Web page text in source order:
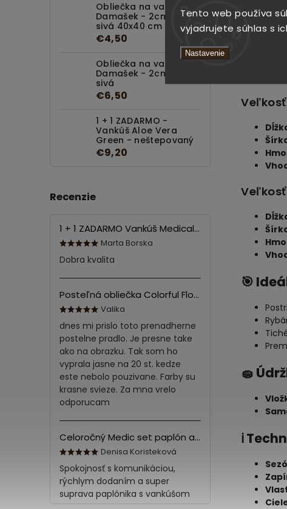
Tento web používa
vyjadrujete súhlas s
Nastavenie
Obliečka na vankúš
Damašek - 2cm Svetlo
sivá 40x40 cm
€4,50
Obliečka na vankúš
Damašek - 2cm Svetlo
sivá
€6,50
1 + 1 ZADARMO -
Vankúš Aloe Vera
Green - neštepovaný
€9,20
Recenzie
1 + 1 ZADARMO Vankúš Medical 70x90 cm
Marta Borska
Dobra kvalita
Posteľná obliečka Colorful Flowers Modrá 140x200/70x90 cm
Valika
dnes mi prislo toto prenadherne
postelne pradlo. Je presne take
ako na obrazku. Tak som ho
vyprala jasne na 20 st. kedze
este nebolo pouzivane. Farby su
krasne svieze. Za mna vrelo
odporucam
Celoročný Medic set paplón a vankúš z bavlny
Denisa Koristeková
Spokojnosť s komunikáciou,
rýchlym dodaním a super
suprava paplónika s vankúšom
Veľkosť
Veľkosť
Veľkosť
🎯
🧽
ℹ️